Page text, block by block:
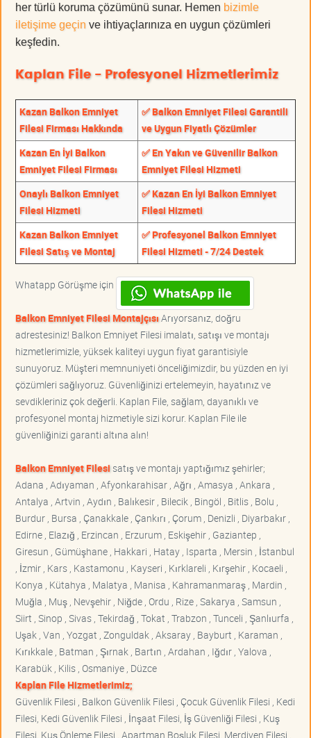
her türlü koruma çözümünü sunar. Hemen bizimle
iletişime geçin ve ihtiyaçlarınıza en uygun çözümleri
keşfedin.
Kaplan File - Profesyonel Hizmetlerimiz
Kazan Balkon Emniyet
Filesi Firması Hakkında
✅ Balkon Emniyet Filesi Garantili
ve Uygun Fiyatlı Çözümler
Kazan En İyi Balkon
Emniyet Filesi Firması
✅ En Yakın ve Güvenilir Balkon
Emniyet Filesi Hizmeti
Onaylı Balkon Emniyet
Filesi Hizmeti
✅ Kazan En İyi Balkon Emniyet
Filesi Hizmeti
Kazan Balkon Emniyet
Filesi Satış ve Montaj
✅ Profesyonel Balkon Emniyet
Filesi Hizmeti - 7/24 Destek
Whatapp Görüşme için
Balkon Emniyet Filesi MontajçısıArıyorsanız, doğru
adrestesiniz! Balkon Emniyet Filesi imalatı, satışı ve montajı
hizmetlerimizle, yüksek kaliteyi uygun fiyat garantisiyle
sunuyoruz. Müşteri memnuniyeti önceliğimizdir, bu yüzden en iyi
çözümleri sağlıyoruz. Güvenliğinizi ertelemeyin, hayatınız ve
sevdikleriniz çok değerli. Kaplan File, sağlam, dayanıklı ve
profesyonel montaj hizmetiyle sizi korur. Kaplan File ile
güvenliğinizi garanti altına alın!
Balkon Emniyet Filesisatış ve montajı yaptığımız şehirler;
Adana , Adıyaman , Afyonkarahisar , Ağrı , Amasya , Ankara ,
Antalya , Artvin , Aydın , Balıkesir , Bilecik , Bingöl , Bitlis , Bolu ,
Burdur , Bursa , Çanakkale , Çankırı , Çorum , Denizli , Diyarbakır ,
Edirne , Elazığ , Erzincan , Erzurum , Eskişehir , Gaziantep ,
Giresun , Gümüşhane , Hakkari , Hatay , Isparta , Mersin , İstanbul
, İzmir , Kars , Kastamonu , Kayseri , Kırklareli , Kırşehir , Kocaeli ,
Konya , Kütahya , Malatya , Manisa , Kahramanmaraş , Mardin ,
Muğla , Muş , Nevşehir , Niğde , Ordu , Rize , Sakarya , Samsun ,
Siirt , Sinop , Sivas , Tekirdağ , Tokat , Trabzon , Tunceli , Şanlıurfa ,
Uşak , Van , Yozgat , Zonguldak , Aksaray , Bayburt , Karaman ,
Kırıkkale , Batman , Şırnak , Bartın , Ardahan , Iğdır , Yalova ,
Karabük , Kilis , Osmaniye , Düzce
Kaplan File Hizmetlerimiz;
Güvenlik Filesi , Balkon Güvenlik Filesi , Çocuk Güvenlik Filesi , Kedi
Filesi, Kedi Güvenlik Filesi , İnşaat Filesi, İş Güvenliği Filesi , Kuş
Filesi, Kuş Önleme Filesi , Apartman Boşluk Filesi, Merdiven Filesi ,